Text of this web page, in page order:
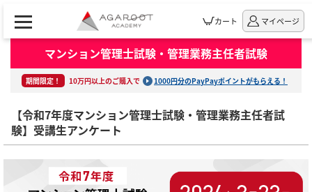
カート マイページ
マンション管理士試験・管理業務主任者試験
期間限定！ 10万円以上のご購入で 1000円分のPayPayポイントがもらえる！
【令和7年度マンション管理士試験・管理業務主任者試
験】受講生アンケート